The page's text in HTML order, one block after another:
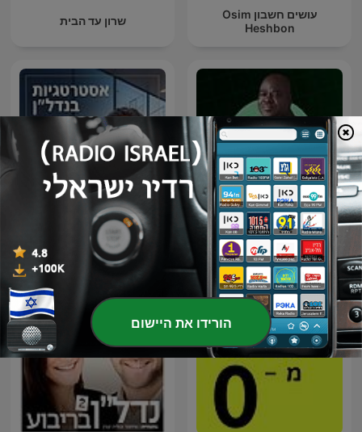
עושים חשבון Osim
Heshbon
שרון עד הבית
Dr Olumide Emmanuel
אסטרטגיות בנדל”ן עם דורון
אהרוני
הורידו את היישום